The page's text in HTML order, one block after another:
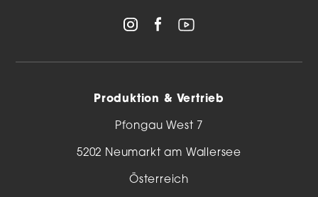
Produktion & Vertrieb
Pfongau West 7
5202 Neumarkt am Wallersee
Österreich